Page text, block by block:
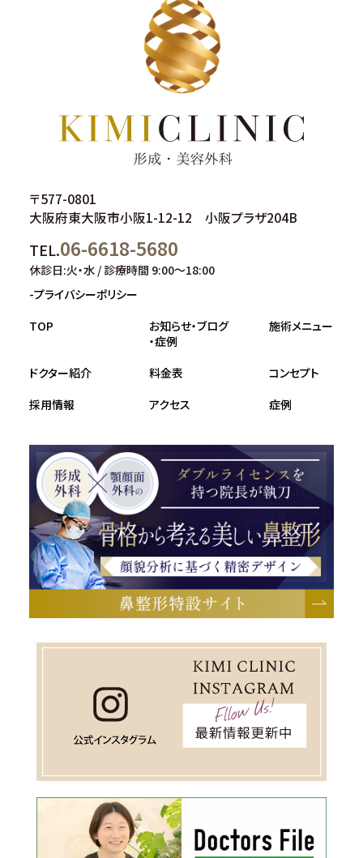
〒577-0801
大阪府東大阪市小阪1-12-12 小阪プラザ204B
TEL.06-6618-5680
休診日:火・水 / 診療時間 9:00～18:00
-プライバシーポリシー
TOP
お知らせ・ブログ
・症例
施術メニュー
ドクター紹介 料金表
コンセプト
採用情報
アクセス 症例